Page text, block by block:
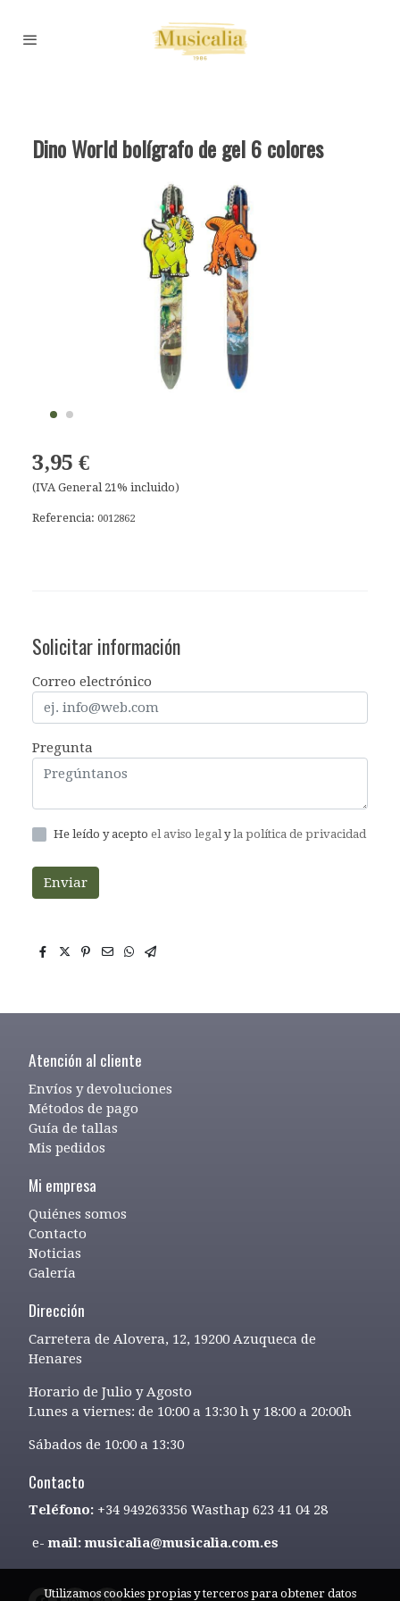
Dino World bolígrafo de gel 6 colores
3,95 €
(IVA General 21% incluido)
Referencia: 0012862
Solicitar información
Correo electrónico
Pregunta
He leído y acepto el aviso legal yla política de privacidad
Enviar
Atención al cliente
Envíos y devoluciones
Métodos de pago
Guía de tallas
Mis pedidos
Mi empresa
Quiénes somos
Contacto
Noticias
Galería
Dirección
Carretera de Alovera, 12, 19200 Azuqueca de
Henares
Horario de Julio y Agosto
Lunes a viernes: de 10:00 a 13:30 h y 18:00 a 20:00h
Sábados de 10:00 a 13:30
Contacto
Teléfono: +34 949263356 Wasthap 623 41 04 28
e-mail: musicalia@musicalia.com.es
Utilizamos cookies propias y terceros para obtener datos